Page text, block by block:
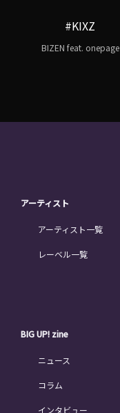
#KIXZ
BIZEN feat. onepage
アーティスト
アーティスト一覧
レーベル一覧
BIG UP! zine
ニュース
コラム
インタビュー